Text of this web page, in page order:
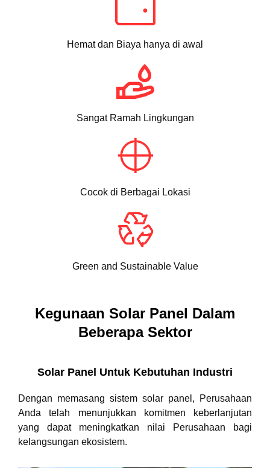
Hemat dan Biaya hanya di awal
Sangat Ramah Lingkungan
Cocok di Berbagai Lokasi
Green and Sustainable Value
Kegunaan Solar Panel Dalam
Beberapa Sektor
Solar Panel Untuk Kebutuhan Industri
Dengan memasang sistem solar panel, Perusahaan
Anda telah menunjukkan komitmen keberlanjutan
yang dapat meningkatkan nilai Perusahaan bagi
kelangsungan ekosistem.